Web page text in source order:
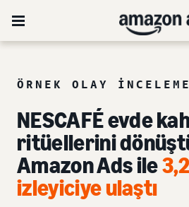
ÖRNEK OLAY
NESCAFÉ evde
ritüellerini
Amazon Ads ile
izleyiciye ulaştı